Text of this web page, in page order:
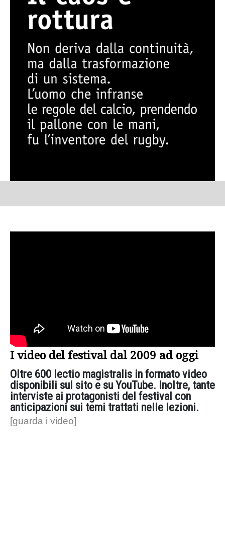
I video del festival dal 2009 ad oggi
Oltre 600 lectio magistralis in formato video
disponibili sul sito e su YouTube. Inoltre, tante
interviste ai protagonisti del festival con